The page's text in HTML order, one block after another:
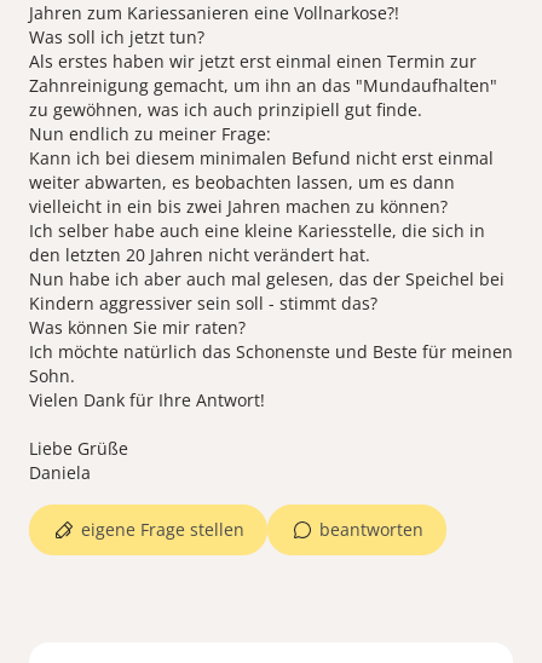
Jahren zum Kariessanieren eine Vollnarkose?!
Was soll ich jetzt tun?
Als erstes haben wir jetzt erst einmal einen Termin zur
Zahnreinigung gemacht, um ihn an das "Mundaufhalten"
zu gewöhnen, was ich auch prinzipiell gut finde.
Nun endlich zu meiner Frage:
Kann ich bei diesem minimalen Befund nicht erst einmal
weiter abwarten, es beobachten lassen, um es dann
vielleicht in ein bis zwei Jahren machen zu können?
Ich selber habe auch eine kleine Kariesstelle, die sich in
den letzten 20 Jahren nicht verändert hat.
Nun habe ich aber auch mal gelesen, das der Speichel bei
Kindern aggressiver sein soll - stimmt das?
Was können Sie mir raten?
Ich möchte natürlich das Schonenste und Beste für meinen
Sohn.
Vielen Dank für Ihre Antwort!
Liebe Grüße
Daniela
beantworten
eigene Frage stellen